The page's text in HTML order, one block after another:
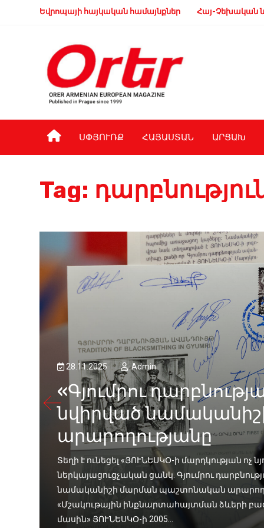
Եվրոպայի հայկական համայնքներ Հայ-Չեխական
ՍՓՅՈՒՌՔ ՀԱՅԱՍՏԱՆ ԱՐՑԱԽ
Tag:
28.11.2025 Admin
«Գյումրու
նվիրված
արարողությանը
Տեղի է ունեցել «ՅՈՒՆԵՍԿՕ-ի մարդկության ոչ
ներկայացուցչական ցանկ. Գյումրու
նամականիշի մարման պաշտոնական
«Մշակութային ինքնարտահայտման ձևերի
մասին» ՅՈՒՆԵՍԿՕ-ի 2005...